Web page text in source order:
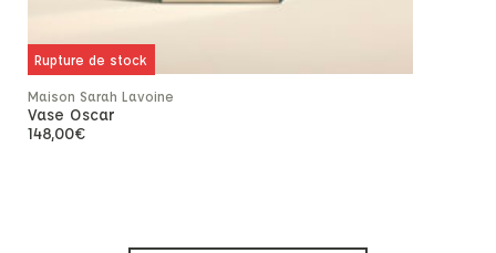
Rupture de stock
Maison Sarah Lavoine
Vase Oscar
148,00€